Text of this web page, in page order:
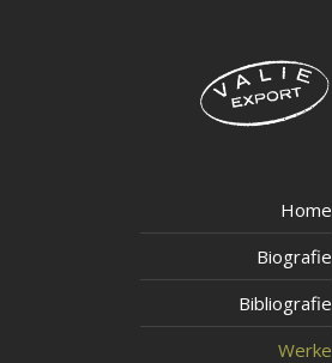
Home
Biografie
Bibliografie
Werke